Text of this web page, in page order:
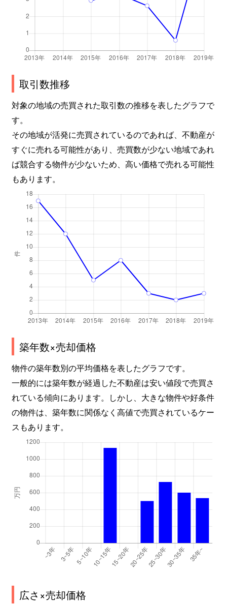
取引数推移
対象の地域の売買された取引数の推移を表したグラフで
す。
その地域が活発に売買されているのであれば、不動産が
すぐに売れる可能性があり、売買数が少ない地域であれ
ば競合する物件が少ないため、高い価格で売れる可能性
もあります。
築年数×売却価格
物件の築年数別の平均価格を表したグラフです。
一般的には築年数が経過した不動産は安い値段で売買さ
れている傾向にあります。しかし、大きな物件や好条件
の物件は、築年数に関係なく高値で売買されているケー
スもあります。
広さ×売却価格